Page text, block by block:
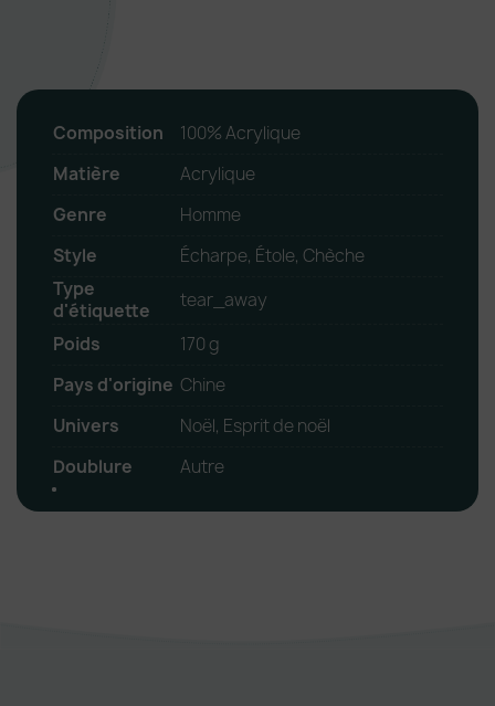
Composition
100% Acrylique
Matière
Acrylique
Genre
Homme
Style
Écharpe, Étole, Chèche
Type
d'étiquette
tear_away
Poids
170 g
Pays d'origine Chine
Univers
Noël, Esprit de noël
Doublure
Autre